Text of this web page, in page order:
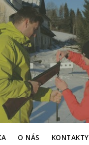
O NÁS KONTAKTY